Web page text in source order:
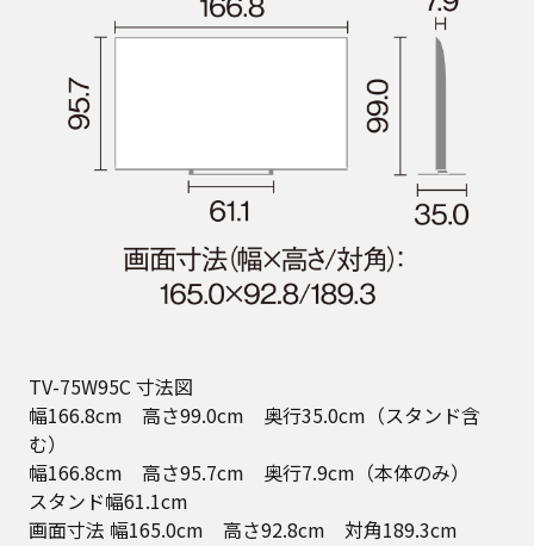
TV-75W95C 寸法図
幅166.8cm 高さ99.0cm 奥行35.0cm（スタンド含
む）
幅166.8cm 高さ95.7cm 奥行7.9cm（本体のみ）
スタンド幅61.1cm
画面寸法 幅165.0cm 高さ92.8cm 対角189.3cm